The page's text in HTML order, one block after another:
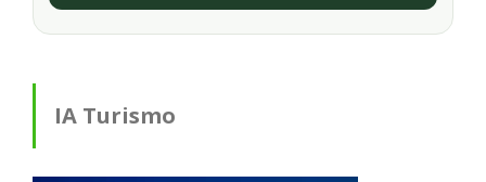
IA Turismo